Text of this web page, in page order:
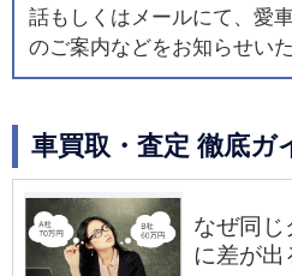
話もしくはメールにて、愛
のご案内などをお知らせいた
車買取・査定 徹底ガ
なぜ同じ
に差が出